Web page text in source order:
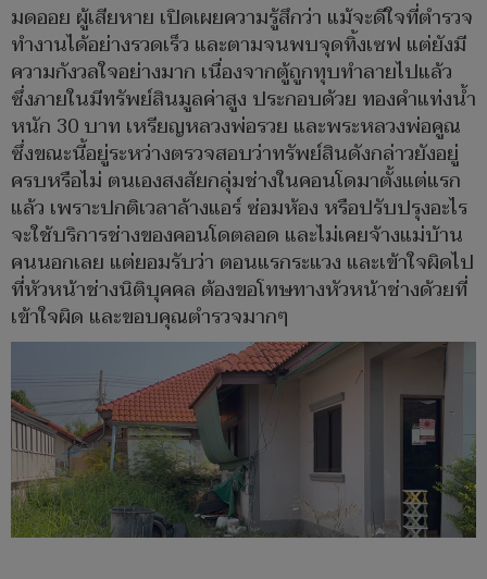
มดออย ผู้เสียหาย เปิดเผยความรู้สึกว่า แม้จะดีใจที่ตำรวจ
ทำงานได้อย่างรวดเร็ว และตามจนพบจุดทิ้งเซฟ แต่ยังมี
ความกังวลใจอย่างมาก เนื่องจากตู้ถูกทุบทำลายไปแล้ว
ซึ่งภายในมีทรัพย์สินมูลค่าสูง ประกอบด้วย ทองคำแท่งน้ำ
หนัก 30 บาท เหรียญหลวงพ่อรวย และพระหลวงพ่อคูณ
ซึ่งขณะนี้อยู่ระหว่างตรวจสอบว่าทรัพย์สินดังกล่าวยังอยู่
ครบหรือไม่ ตนเองสงสัยกลุ่มช่างในคอนโดมาตั้งแต่แรก
แล้ว เพราะปกติเวลาล้างแอร์ ซ่อมห้อง หรือปรับปรุงอะไร
จะใช้บริการช่างของคอนโดตลอด และไม่เคยจ้างแม่บ้าน
คนนอกเลย แต่ยอมรับว่า ตอนแรกระแวง และเข้าใจผิดไป
ที่หัวหน้าช่างนิติบุคคล ต้องขอโทษทางหัวหน้าช่างด้วยที่
เข้าใจผิด และขอบคุณตำรวจมากๆ